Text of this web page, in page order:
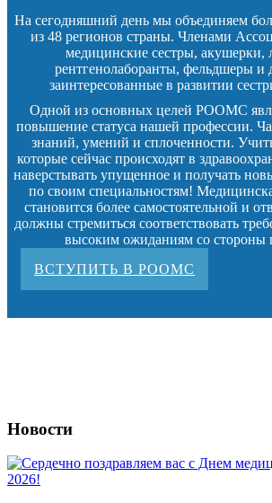
На сегодняшний день мы объединяем
из 48 регионов страны. Членами
медицинские сестры, акушерки,
рентгенолаборанты, фельдшеры и
заинтересованные в развитии
Одной из основных целей РООМС
повышение статуса нашей профессии.
знаний, умений и сплоченности.
которые сейчас происходят в
наверстывать упущенное и получать
по своим специальностям!
становится более самостоятельной и
должны стремиться соответствовать
высоким ожиданиям со стороны
ВСТУПИТЬ В РООМС
Новости